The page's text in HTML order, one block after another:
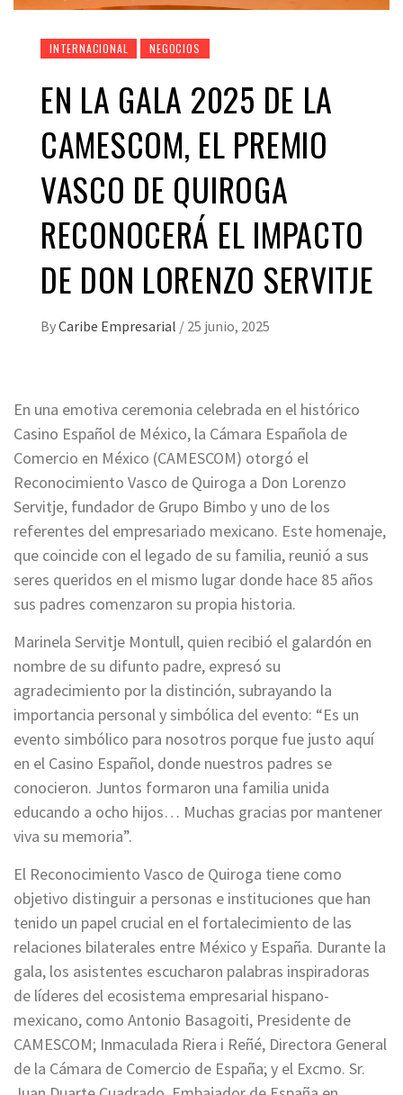
INTERNACIONAL NEGOCIOS
EN LA GALA 2025 DE LA
CAMESCOM, EL PREMIO
VASCO DE QUIROGA
RECONOCERÁ EL IMPACTO
DE DON LORENZO SERVITJE
ByCaribe Empresarial / 25 junio, 2025
En una emotiva ceremonia celebrada en el histórico
Casino Español de México, la Cámara Española de
Comercio en México (CAMESCOM) otorgó el
Reconocimiento Vasco de Quiroga a Don Lorenzo
Servitje, fundador de Grupo Bimbo y uno de los
referentes del empresariado mexicano. Este homenaje,
que coincide con el legado de su familia, reunió a sus
seres queridos en el mismo lugar donde hace 85 años
sus padres comenzaron su propia historia.
Marinela Servitje Montull, quien recibió el galardón en
nombre de su difunto padre, expresó su
agradecimiento por la distinción, subrayando la
importancia personal y simbólica del evento: “Es un
evento simbólico para nosotros porque fue justo aquí
en el Casino Español, donde nuestros padres se
conocieron. Juntos formaron una familia unida
educando a ocho hijos… Muchas gracias por mantener
viva su memoria”.
El Reconocimiento Vasco de Quiroga tiene como
objetivo distinguir a personas e instituciones que han
tenido un papel crucial en el fortalecimiento de las
relaciones bilaterales entre México y España. Durante la
gala, los asistentes escucharon palabras inspiradoras
de líderes del ecosistema empresarial hispano-
mexicano, como Antonio Basagoiti, Presidente de
CAMESCOM; Inmaculada Riera i Reñé, Directora General
de la Cámara de Comercio de España; y el Excmo. Sr.